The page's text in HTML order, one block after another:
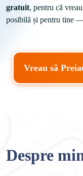
gratuit, pentru că
posibilă și pentru tine
Vreau să
Despre